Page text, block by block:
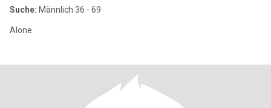
Suche: Männlich 36 - 69
Alone